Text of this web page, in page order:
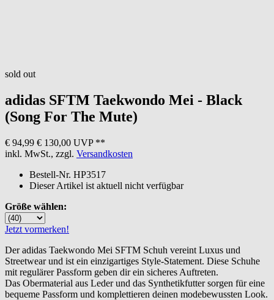
sold out
adidas SFTM Taekwondo Mei - Black
(Song For The Mute)
€ 94,99 € 130,00 UVP **
inkl. MwSt., zzgl. Versandkosten
Bestell-Nr. HP3517
Dieser Artikel ist aktuell nicht verfügbar
Größe wählen:
Jetzt vormerken!
Der adidas Taekwondo Mei SFTM Schuh vereint Luxus und
Streetwear und ist ein einzigartiges Style-Statement. Diese Schuhe
mit regulärer Passform geben dir ein sicheres Auftreten.
Das Obermaterial aus Leder und das Synthetikfutter sorgen für eine
bequeme Passform und komplettieren deinen modebewussten Look.